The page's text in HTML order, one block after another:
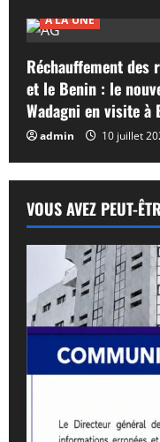
A LA UNE
Réchauffement
et le Benin : le
Wadagni en visite à
admin 10 juillet
VOUS AVEZ PEUT-